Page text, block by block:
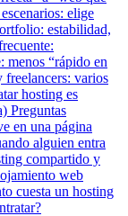
elige
estabilidad,
menos “rápido en
freelancers: varios
hosting es
Preguntas
en una página
alguien entra
compartido y
web
cuesta un hosting